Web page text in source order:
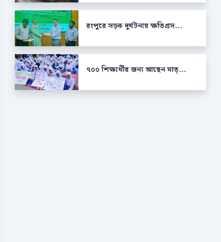
রংপুরে সড়ক দুর্ঘটনায় ক্ষতিগ্রস...
৭০০ শিক্ষার্থীর জন্য আছেন মাত্...